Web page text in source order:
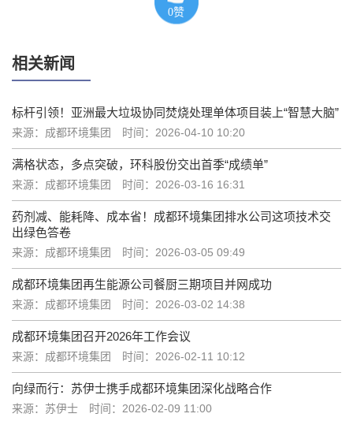
0赞
相关新闻
标杆引领！亚洲最大垃圾协同焚烧处理单体项目装上“智慧大脑”
来源：成都环境集团 时间：2026-04-10 10:20
满格状态，多点突破，环科股份交出首季“成绩单”
来源：成都环境集团 时间：2026-03-16 16:31
药剂减、能耗降、成本省！成都环境集团排水公司这项技术交
出绿色答卷
来源：成都环境集团 时间：2026-03-05 09:49
成都环境集团再生能源公司餐厨三期项目并网成功
来源：成都环境集团 时间：2026-03-02 14:38
成都环境集团召开2026年工作会议
来源：成都环境集团 时间：2026-02-11 10:12
向绿而行：苏伊士携手成都环境集团深化战略合作
来源：苏伊士 时间：2026-02-09 11:00